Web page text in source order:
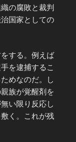
の腐敗と裁判
国家としての
する。例えば
を逮捕するこ
めなのだ。し
族が覚醒剤を
い限り反応し
く。これが残